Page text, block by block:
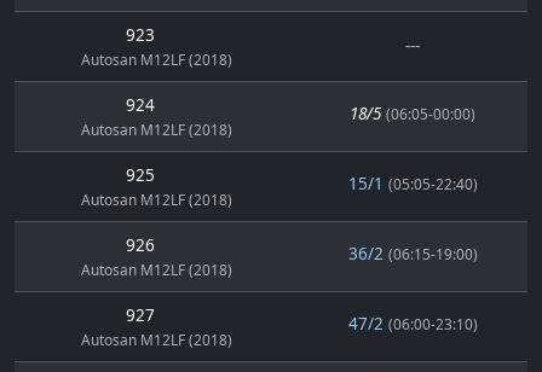
923
Autosan M12LF (2018)
---
924
Autosan M12LF (2018)
18/5 (06:05-00:00)
925
Autosan M12LF (2018)
15/1 (05:05-22:40)
926
Autosan M12LF (2018)
36/2 (06:15-19:00)
927
Autosan M12LF (2018)
47/2 (06:00-23:10)